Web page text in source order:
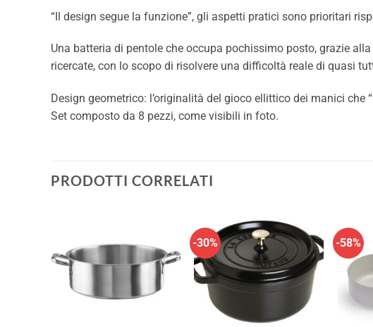
“Il design segue la funzione”, gli aspetti pratici sono prioritari
Una batteria di pentole che occupa pochissimo posto, grazie
ricercate, con lo scopo di risolvere una difficoltà reale di quasi
Design geometrico: l’originalità del gioco ellittico dei manici che
Set composto da 8 pezzi, come visibili in foto.
PRODOTTI CORRELATI
-30% -58%